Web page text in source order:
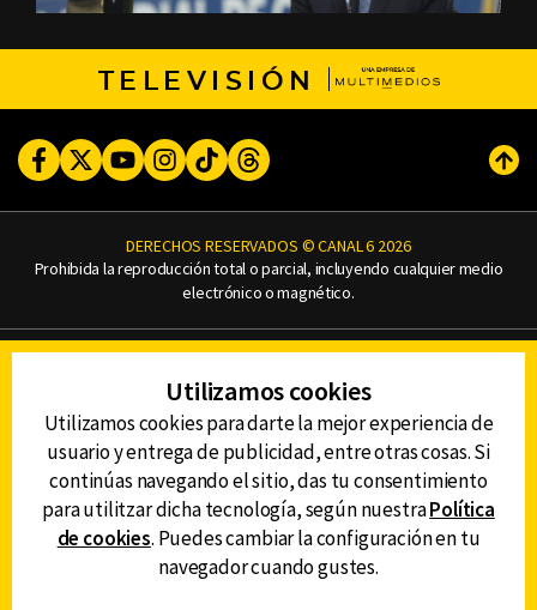
TELEVISIÓN
FacebookTwitterYoutubeInstagram
TikTokThreads
DERECHOS RESERVADOS © CANAL 6 2026
Prohibida la reproducción total o parcial, incluyendo cualquier medio
electrónico o magnético.
AVISO DE PRIVACIDAD
DEFENSORÍA DE LAS AUDIENCIAS
DESCARGA LA APP DE CANAL 6
Utilizamos cookies
Utilizamos cookies para darte la mejor experiencia de
usuario y entrega de publicidad, entre otras cosas. Si
continúas navegando el sitio, das tu consentimiento
para utilitzar dicha tecnología, según nuestraPolítica
de cookies. Puedes cambiar la configuración en tu
navegador cuando gustes.